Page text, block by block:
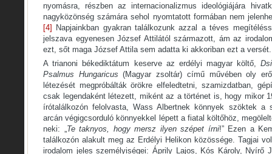
nyomásra, részben az internacionalizmus ideológiájára
nagyközönség számára sehol nyomtatott formában nem
[4] Napjainkban gyakran találkozunk azzal a téves
jelszava egyenesen József Attilától származott, ám az
ezt, sőt maga József Attila sem adatta ki akkoriban ezt a versét.
A trianoni békediktátum keserve az erdélyi magyar költő,
Psalmus Hungaricus (Magyar zsoltár) című művében oly
létezését megpróbálták örökre elfeledtetni, szamizdatban,
csak legendaként létezett, miként az a történet is, hogy mikor
írótalálkozón felolvasta, Wass Albertnek könnyek szöktek a
arcán végigcsorduló könnyekkel lépett a fiatal költőhöz,
neki: „ Te taknyos, hogy mersz ilyen szépet írni!” Ezen a
találkozón alakult meg az Erdélyi Helikon közössége. Tagjai
irodalom jeles személyiségei: Áprily Lajos, Kós Károly, Nyírő